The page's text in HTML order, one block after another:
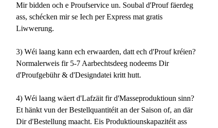
Mir bidden och e Proufservice un. Soubal d'Prouf fäerdeg
ass, schécken mir se Iech per Express mat gratis
Liwwerung.
3) Wéi laang kann ech erwaarden, datt ech d'Prouf kréien?
Normalerweis fir 5-7 Aarbechtsdeeg nodeems Dir
d'Proufgebühr & d'Designdatei kritt hutt.
4) Wéi laang wäert d'Lafzäit fir d'Masseproduktioun sinn?
Et hänkt vun der Bestellquantitéit an der Saison of, an där
Dir d'Bestellung maacht. Eis Produktiounskapazitéit ass